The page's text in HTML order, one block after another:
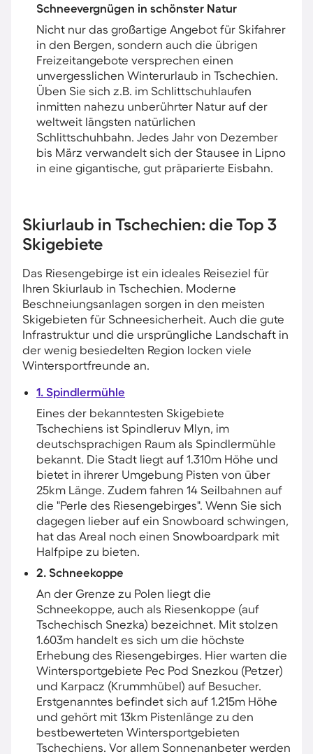
Schneevergnügen in schönster Natur
Nicht nur das großartige Angebot für Skifahrer
in den Bergen, sondern auch die übrigen
Freizeitangebote versprechen einen
unvergesslichen Winterurlaub in Tschechien.
Üben Sie sich z.B. im Schlittschuhlaufen
inmitten nahezu unberührter Natur auf der
weltweit längsten natürlichen
Schlittschuhbahn. Jedes Jahr von Dezember
bis März verwandelt sich der Stausee in Lipno
in eine gigantische, gut präparierte Eisbahn.
Skiurlaub in Tschechien: die Top 3
Skigebiete
Das Riesengebirge ist ein ideales Reiseziel für
Ihren Skiurlaub in Tschechien. Moderne
Beschneiungsanlagen sorgen in den meisten
Skigebieten für Schneesicherheit. Auch die gute
Infrastruktur und die ursprüngliche Landschaft in
der wenig besiedelten Region locken viele
Wintersportfreunde an.
1. Spindlermühle
Eines der bekanntesten Skigebiete
Tschechiens ist Spindleruv Mlyn, im
deutschsprachigen Raum als Spindlermühle
bekannt. Die Stadt liegt auf 1.310m Höhe und
bietet in ihrerer Umgebung Pisten von über
25km Länge. Zudem fahren 14 Seilbahnen auf
die "Perle des Riesengebirges". Wenn Sie sich
dagegen lieber auf ein Snowboard schwingen,
hat das Areal noch einen Snowboardpark mit
Halfpipe zu bieten.
2. Schneekoppe
An der Grenze zu Polen liegt die
Schneekoppe, auch als Riesenkoppe (auf
Tschechisch Snezka) bezeichnet. Mit stolzen
1.603m handelt es sich um die höchste
Erhebung des Riesengebirges. Hier warten die
Wintersportgebiete Pec Pod Snezkou (Petzer)
und Karpacz (Krummhübel) auf Besucher.
Erstgenanntes befindet sich auf 1.215m Höhe
und gehört mit 13km Pistenlänge zu den
bestbewerteten Wintersportgebieten
Tschechiens. Vor allem Sonnenanbeter werden